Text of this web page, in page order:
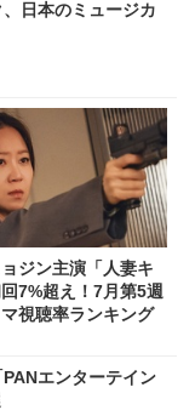
日本のミュージカ
ジン主演「人妻キ
7%超え！7月第5週
視聴率ランキング
エンターテイン